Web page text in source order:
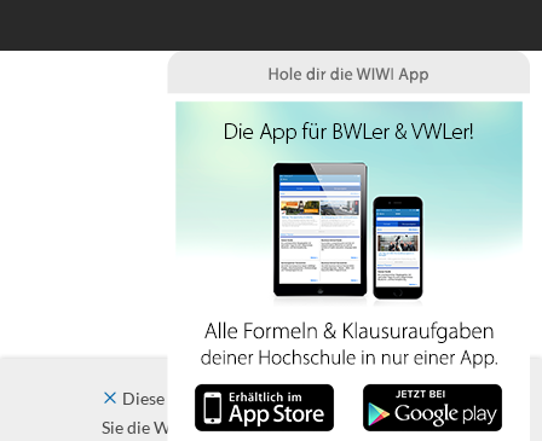
Diese Website verwendet Cookies. Indem
Sie die Website und ihre Angebote nutzen